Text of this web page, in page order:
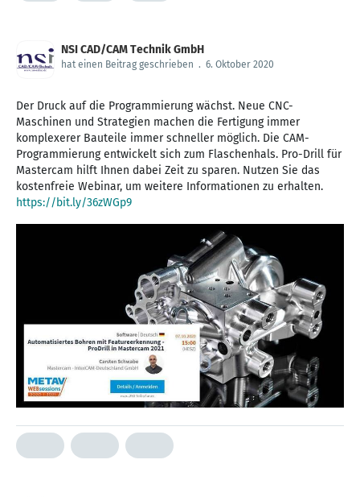
https://www.mastercam.de/vertriebspartner/ ► FOLLOW US •
Facebook: https://www.facebook.com/mastercam.de/ •
LinkedIn: https://www.linkedin.com/company/mastercam-
https://www.instagram.com/mastercam_deutschland/
NSI CAD/CAM Technik GmbH
hat einen Beitrag geschrieben . 6. Oktober 2020
Der Druck auf die Programmierung wächst. Neue CNC-
Maschinen und Strategien machen die Fertigung immer
komplexerer Bauteile immer schneller möglich. Die CAM-
Programmierung entwickelt sich zum Flaschenhals. Pro-Drill für
Mastercam hilft Ihnen dabei Zeit zu sparen. Nutzen Sie das
kostenfreie Webinar, um weitere Informationen zu erhalten.
https://bit.ly/36zWGp9